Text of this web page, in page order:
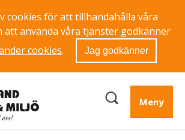
cookies för att tillhandahålla våra
att använda våra tjänster godkänner
cookies. Jag godkänner
Meny